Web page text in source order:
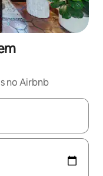
no Airbnb
explore-os